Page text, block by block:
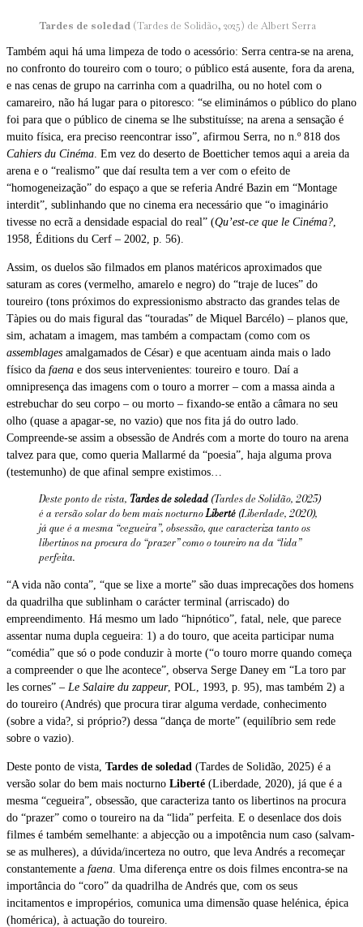
Tardes de soledad (Tardes de Solidão, 2025) de Albert Serra
Também aqui há uma limpeza de todo o acessório: Serra centra-se na arena,
no confronto do toureiro com o touro; o público está ausente, fora da arena,
e nas cenas de grupo na carrinha com a quadrilha, ou no hotel com o
camareiro, não há lugar para o pitoresco: “se eliminámos o público do plano
foi para que o público de cinema se lhe substituísse; na arena a sensação é
muito física, era preciso reencontrar isso”, afirmou Serra, no n.º 818 dos
Cahiers du Cinéma . Em vez do deserto de Boetticher temos aqui a areia da
arena e o “realismo” que daí resulta tem a ver com o efeito de
“homogeneização” do espaço a que se referia André Bazin em “Montage
interdit”, sublinhando que no cinema era necessário que “o imaginário
tivesse no ecrã a densidade espacial do real” (Qu’est-ce que le Cinéma?
1958, Éditions du Cerf – 2002, p. 56).
Assim, os duelos são filmados em planos matéricos aproximados que
saturam as cores (vermelho, amarelo e negro) do “traje de luces” do
toureiro (tons próximos do expressionismo abstracto das grandes telas de
Tàpies ou do mais figural das “touradas” de Miquel Barcélo) – planos que,
sim, achatam a imagem, mas também a compactam (como com os
assemblages amalgamados de César) e que acentuam ainda mais o lado
físico da faena e dos seus intervenientes: toureiro e touro. Daí a
omnipresença das imagens com o touro a morrer – com a massa ainda a
estrebuchar do seu corpo – ou morto – fixando-se então a câmara no seu
olho (quase a apagar-se, no vazio) que nos fita já do outro lado.
Compreende-se assim a obsessão de Andrés com a morte do touro na arena
talvez para que, como queria Mallarmé da “poesia”, haja alguma prova
(testemunho) de que afinal sempre existimos…
Deste ponto de vista, Tardes de soledad(Tardes de Solidão, 2025)
é a versão solar do bem mais nocturnoLiberté (Liberdade, 2020),
já que é a mesma “cegueira”, obsessão, que caracteriza tanto os
libertinos na procura do “prazer” como o toureiro na da “lida”
perfeita.
“A vida não conta”, “que se lixe a morte” são duas imprecações dos homens
da quadrilha que sublinham o carácter terminal (arriscado) do
empreendimento. Há mesmo um lado “hipnótico”, fatal, nele, que parece
assentar numa dupla cegueira: 1) a do touro, que aceita participar numa
“comédia” que só o pode conduzir à morte (“o touro morre quando começa
a compreender o que lhe acontece”, observa Serge Daney em “La toro par
les cornes” – Le Salaire du zappeur, POL, 1993, p. 95), mas também 2) a
do toureiro (Andrés) que procura tirar alguma verdade, conhecimento
(sobre a vida?, si próprio?) dessa “dança de morte” (equilíbrio sem rede
sobre o vazio).
Deste ponto de vista, Tardes de soledad (Tardes de Solidão, 2025) é a
versão solar do bem mais nocturno Liberté (Liberdade, 2020), já que é a
mesma “cegueira”, obsessão, que caracteriza tanto os libertinos na procura
do “prazer” como o toureiro na da “lida” perfeita. E o desenlace dos dois
filmes é também semelhante: a abjecção ou a impotência num caso (salvam-
se as mulheres), a dúvida/incerteza no outro, que leva Andrés a recomeçar
constantemente a faena . Uma diferença entre os dois filmes encontra-se na
importância do “coro” da quadrilha de Andrés que, com os seus
incitamentos e impropérios, comunica uma dimensão quase helénica, épica
(homérica), à actuação do toureiro.